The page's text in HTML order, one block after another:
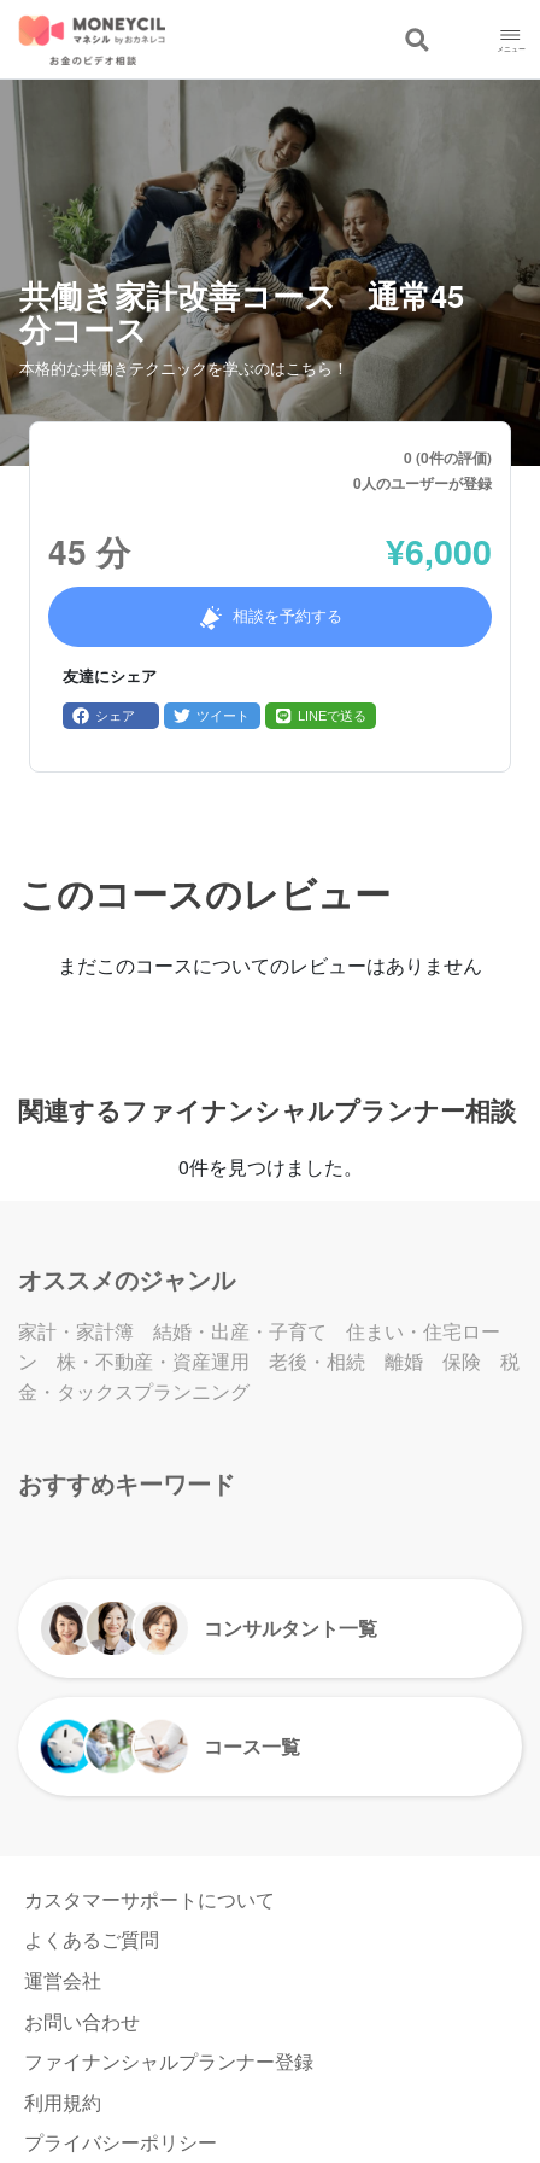
共働き家計改善コース 通常45
分コース
本格的な共働きテクニックを学ぶのはこちら！
0 (0件の評価)
0人のユーザーが登録
45 分 ¥6,000
相談を予約する
友達にシェア
シェア ツイート LINEで送る
このコースのレビュー
まだこのコースについてのレビューはありません
関連するファイナンシャルプランナー相談
0件を見つけました。
オススメのジャンル
家計・家計簿 結婚・出産・子育て
住まい・住宅ロー
ン
株・不動産・資産運用 老後・相続 離婚 保険
税
金・タックスプランニング
おすすめキーワード
コンサルタント一覧
コース一覧
カスタマーサポートについて
よくあるご質問
運営会社
お問い合わせ
ファイナンシャルプランナー登録
利用規約
プライバシーポリシー